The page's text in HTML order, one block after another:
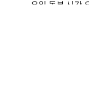
요일 동부 시간